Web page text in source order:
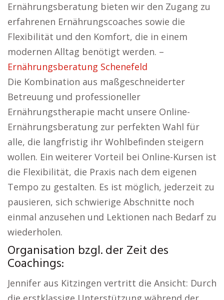
Ernährungsberatung bieten wir den Zugang zu
erfahrenen Ernährungscoaches sowie die
Flexibilität und den Komfort, die in einem
modernen Alltag benötigt werden. –
Ernährungsberatung Schenefeld
Die Kombination aus maßgeschneiderter
Betreuung und professioneller
Ernährungstherapie macht unsere Online-
Ernährungsberatung zur perfekten Wahl für
alle, die langfristig ihr Wohlbefinden steigern
wollen. Ein weiterer Vorteil bei Online-Kursen ist
die Flexibilität, die Praxis nach dem eigenen
Tempo zu gestalten. Es ist möglich, jederzeit zu
pausieren, sich schwierige Abschnitte noch
einmal anzusehen und Lektionen nach Bedarf zu
wiederholen.
Organisation bzgl. der Zeit des
Coachings:
Jennifer aus Kitzingen vertritt die Ansicht: Durch